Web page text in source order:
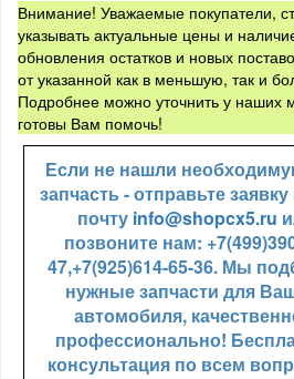
Внимание! Уважаемые покупатели,
указывать актуальные цены и
обновления остатков и новых
от указанной как в меньшую, так и
Подробнее можно уточнить у наших
готовы Вам помочь!
Если не нашли
запчасть - отправьте
почту info@shopcx5.ru
позвоните нам:
47,+7(925)614-65-36. Мы
нужные запчасти для
автомобиля,
профессионально!
консультация по всем